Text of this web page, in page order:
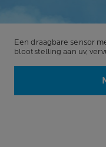
Een draagbare sensor
blootstelling aan uv,